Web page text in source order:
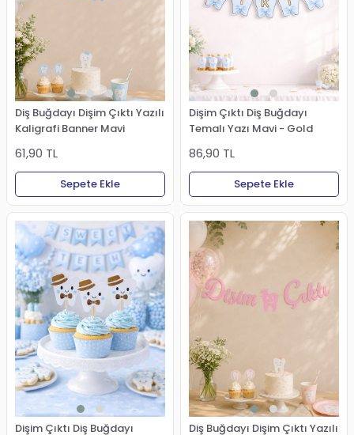
Diş Buğdayı Dişim Çıktı Yazılı
Kaligrafi Banner Mavi
61,90 TL
Sepete Ekle
Dişim Çıktı Diş Buğdayı
Temalı Yazı Mavi - Gold
86,90 TL
Sepete Ekle
Dişim Çıktı Diş Buğdayı
Diş Buğdayı Dişim Çıktı Yazılı